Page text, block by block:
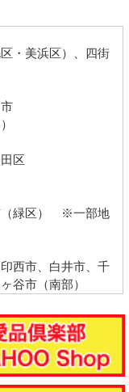
・美浜区）、四街
区
（緑区） ※一部地
西市、白井市、千
谷市（南部）